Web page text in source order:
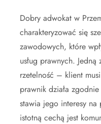
Dobry adwokat w
charakteryzować się
zawodowych, które
usług prawnych.
rzetelność – klient
prawnik działa
stawia jego interesy na
istotną cechą jest